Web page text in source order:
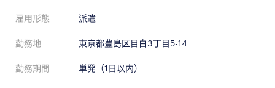
雇用形態 派遣
勤務地 東京都豊島区目白3丁目5-14
勤務期間 単発（1日以内）